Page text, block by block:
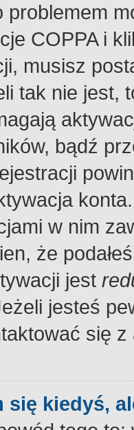
problemem
COPPA i
musisz
tak nie jest,
bądź
w nim
że
jest
jesteś
się
się kiedyś,